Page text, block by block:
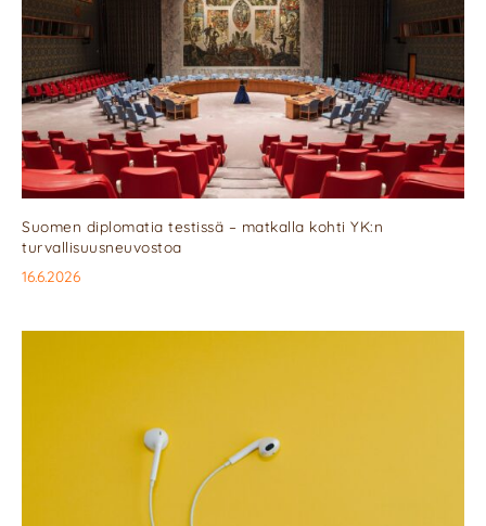
Suomen diplomatia testissä – matkalla kohti YK:n
turvallisuusneuvostoa
16.6.2026